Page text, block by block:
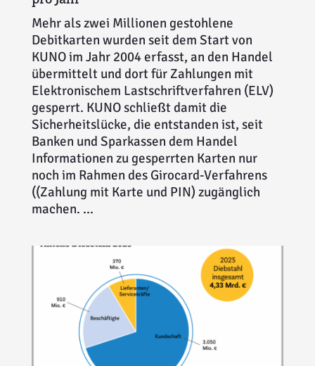
Mehr als zwei Millionen gestohlene
Debitkarten wurden seit dem Start von
KUNO im Jahr 2004 erfasst, an den Handel
übermittelt und dort für Zahlungen mit
Elektronischem Lastschriftverfahren (ELV)
gesperrt. KUNO schließt damit die
Sicherheitslücke, die entstanden ist, seit
Banken und Sparkassen dem Handel
Informationen zu gesperrten Karten nur
noch im Rahmen des Girocard-Verfahrens
((Zahlung mit Karte und PIN) zugänglich
machen. ...